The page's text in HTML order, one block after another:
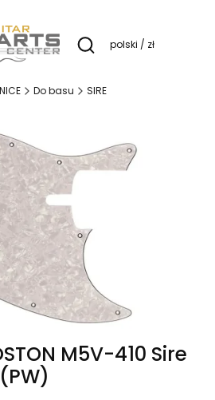
Otwórz wyszukiwarkę
polski / zł
Do basu SIRE
M5V-410 Sire